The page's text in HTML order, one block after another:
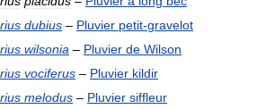
dubius – Pluvier petit-gravelot
wilsonia – Pluvier de Wilson
vociferus – Pluvier kildir
melodus – Pluvier siffleur